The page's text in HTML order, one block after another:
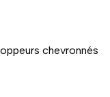
chevronnés